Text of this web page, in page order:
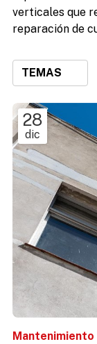
verticales que
reparación de
TEMAS
28
dic